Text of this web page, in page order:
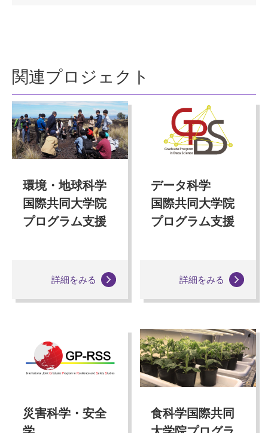
関連プロジェクト
環境・地球科学
国際共同大学院
プログラム支援
詳細をみる
データ科学
国際共同大学院
プログラム支援
詳細をみる
災害科学・安全
食科学国際共同